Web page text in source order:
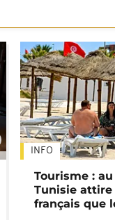
INFO
Tourisme :
Tunisie attire
français que